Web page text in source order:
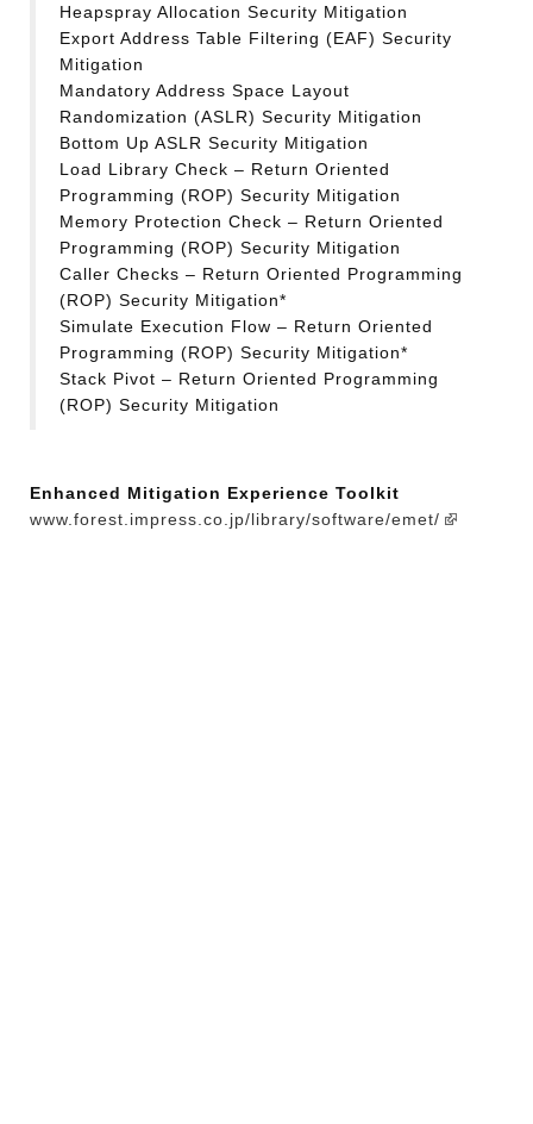
Heapspray Allocation Security Mitigation
Export Address Table Filtering (EAF) Security
Mitigation
Mandatory Address Space Layout
Randomization (ASLR) Security Mitigation
Bottom Up ASLR Security Mitigation
Load Library Check – Return Oriented
Programming (ROP) Security Mitigation
Memory Protection Check – Return Oriented
Programming (ROP) Security Mitigation
Caller Checks – Return Oriented Programming
(ROP) Security Mitigation*
Simulate Execution Flow – Return Oriented
Programming (ROP) Security Mitigation*
Stack Pivot – Return Oriented Programming
(ROP) Security Mitigation
Enhanced Mitigation Experience Toolkit
www.forest.impress.co.jp/library/software/emet/